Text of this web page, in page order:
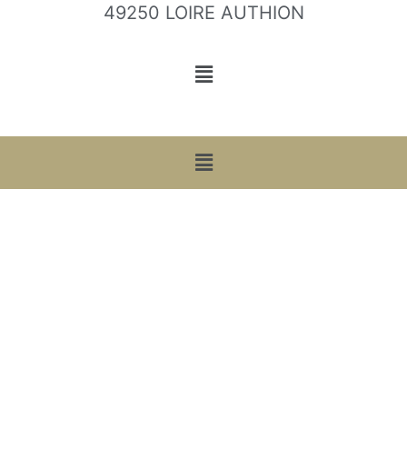
49250 LOIRE AUTHION